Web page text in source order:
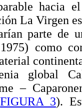
hacia
La Virgen
parte de
como
global
–
FIGURA 3).